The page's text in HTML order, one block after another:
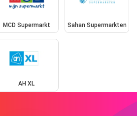
MCD Supermarkt Sahan Supermarkten
AH XL